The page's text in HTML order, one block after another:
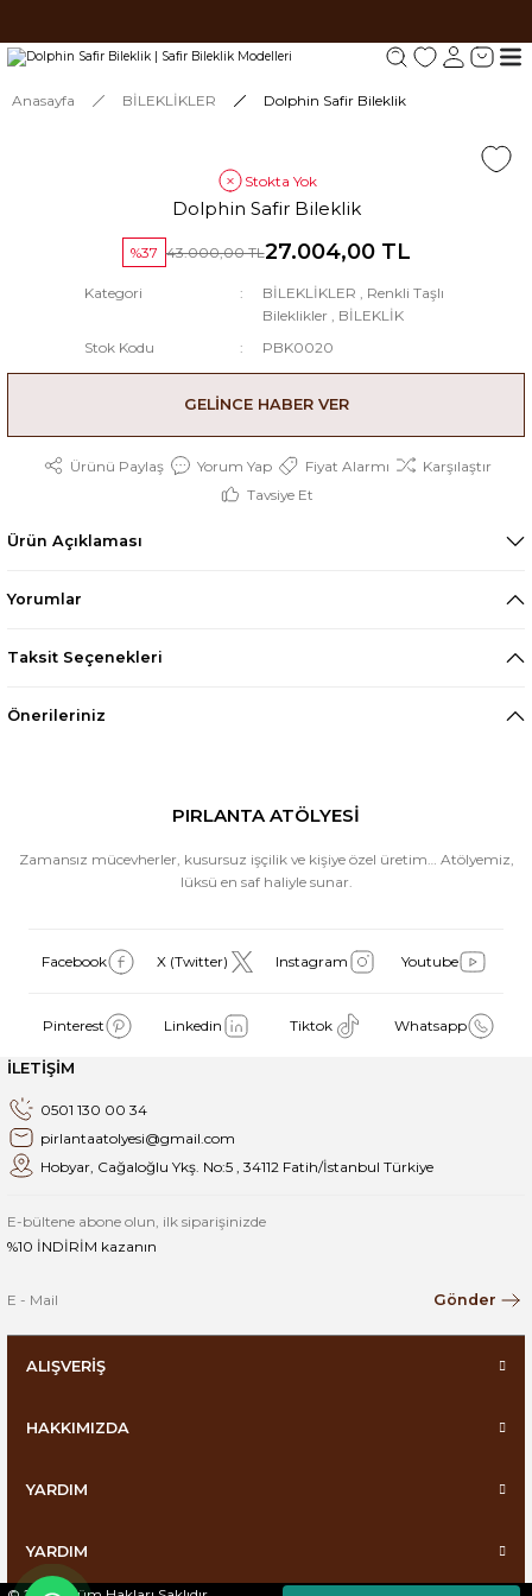
Tüm siparişlerde 1000 TL ve üzeri ücretsiz kargo. #3
Anasayfa BİLEKLİKLER Dolphin Safir Bileklik
Stokta Yok
Dolphin Safir Bileklik
%37 43.000,00 TL27.004,00 TL
Kategori BİLEKLİKLER , Renkli Taşlı
Bileklikler , BİLEKLİK
Stok Kodu
PBK0020
GELİNCE HABER VER
Ürünü Paylaş Yorum Yap Fiyat Alarmı
Karşılaştır
Tavsiye Et
Ürün Açıklaması
Yorumlar
Taksit Seçenekleri
Önerileriniz
PIRLANTA ATÖLYESİ
Zamansız mücevherler, kusursuz işçilik ve kişiye özel üretim… Atölyemiz,
lüksü en saf haliyle sunar.
Facebook X (Twitter) Instagram Youtube
Pinterest Linkedin Tiktok Whatsapp
İLETİŞİM
0501 130 00 34
pirlantaatolyesi@gmail.com
Hobyar, Cağaloğlu Ykş. No:5 , 34112 Fatih/İstanbul Türkiye
E-bültene abone olun, ilk siparişinizde
%10 İNDİRİM kazanın
Gönder
ALIŞVERİŞ
HAKKIMIZDA
YARDIM
YARDIM